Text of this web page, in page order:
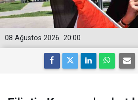
20:00
08 Ağustos 2026